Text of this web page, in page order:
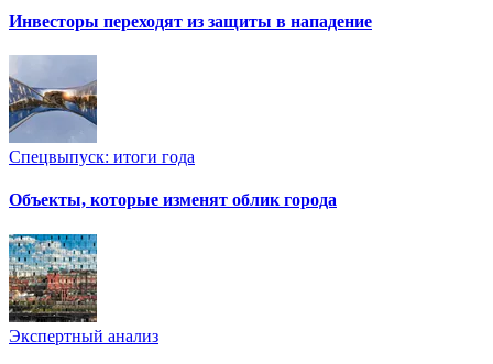
Инвесторы переходят из защиты в нападение
Спецвыпуск: итоги года
Объекты, которые изменят облик города
Экспертный анализ